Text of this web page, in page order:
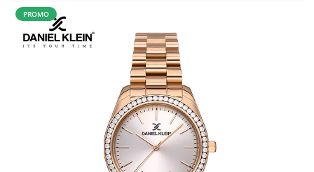
PROMO